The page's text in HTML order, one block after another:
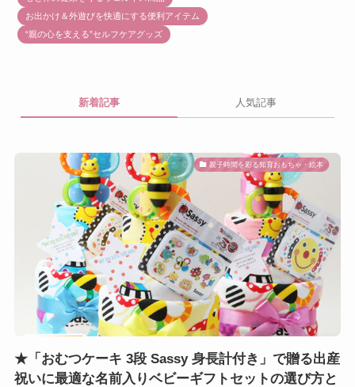
お出かけ＆外遊びを快適にする便利アイテム
“親の心を支える”セルフケアグッズ
新着記事 人気記事
親子時間を彩る知育おもちゃ・絵本
★「おむつケーキ 3段 Sassy 身長計付き」で贈る出産
祝いに最適な名前入りベビーギフトセットの選び方と